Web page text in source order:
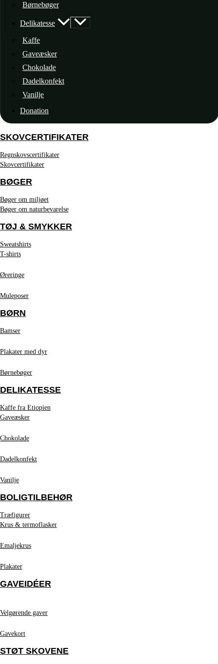
Børnebøger
Delikatesse
Kaffe
Gaveæsker
Chokolade
Dadelkonfekt
Vanilje
Donation
SKOVCERTIFIKATER
Regnskovscertifikater
Skovcertifikater
BØGER
Bøger om miljøet
Bøger om naturbevarelse
TØJ & SMYKKER
Sweatshirts
T-shirts
Øreringe
Muleposer
BØRN
Bamser
Plakater med dyr
Børnebøger
DELIKATESSE
Kaffe fra Etiopien
Gaveæsker
Chokolade
Dadelkonfekt
Vanilje
BOLIGTILBEHØR
Træfigurer
Krus & termoflasker
Emaljekrus
Plakater
GAVEIDÉER
Velgørende gaver
Gavekort
STØT SKOVENE